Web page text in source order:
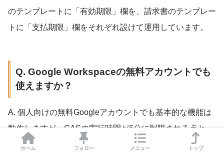
のテンプレートに「有効期限」欄を、請求書のテンプレー
トに「支払期限」欄をそれぞれ設けて運用しています。
Q. Google Workspaceの無料アカウントでも
使えますか？
A. 個人向けの無料Googleアカウントでも基本的な機能は
動作しますが、GASの実行時間が6分に制限される点と、
1日のメール送信上限が100通である点に注意が必要で
ホーム フォロー メニュー トップ